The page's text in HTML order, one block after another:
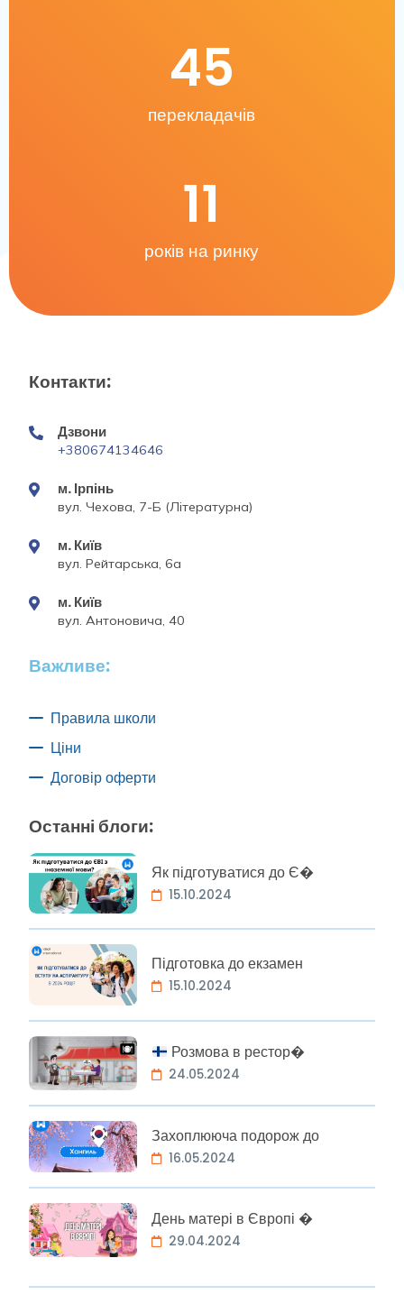
перекладачів
45
років на ринку
11
Контакти:
Дзвони
+380674134646
м. Ірпінь
вул. Чехова, 7-Б (Літературна)
м. Київ
вул. Рейтарська, 6а
м. Київ
вул. Антоновича, 40
Важливе:
Правила школи
Ціни
Договір оферти
Останні блоги:
Як підготуватися до Є�
15.10.2024
Підготовка до екзамен
15.10.2024
Розмова в рестор�
24.05.2024
Захоплююча подорож до
16.05.2024
День матері в Європі �
29.04.2024